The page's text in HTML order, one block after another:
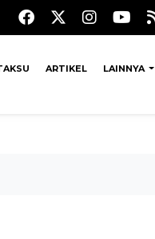
ARTIKEL LAINNYA